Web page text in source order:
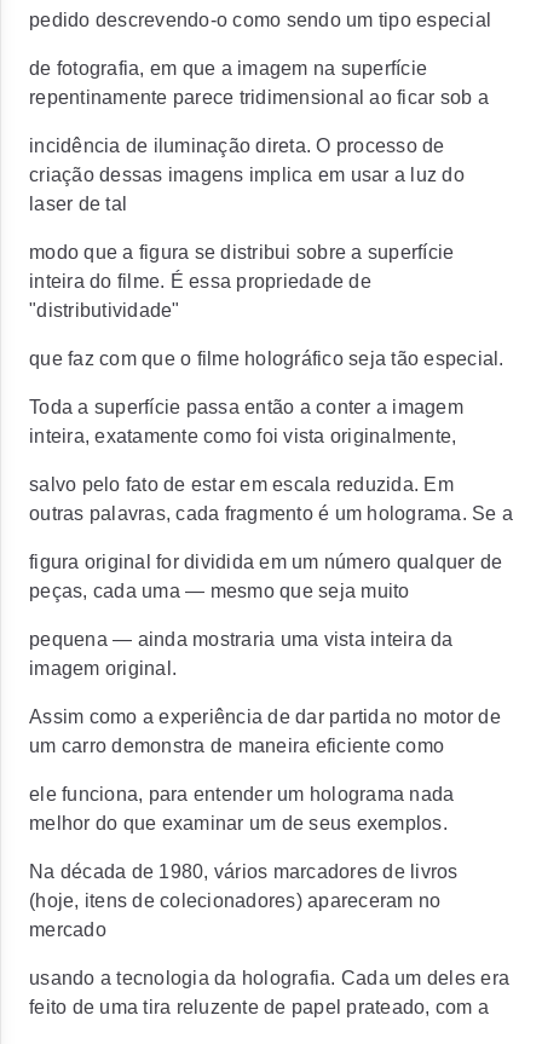
pedido descrevendo-o como sendo um tipo especial
de fotografia, em que a imagem na superfície
repentinamente parece tridimensional ao ficar sob a
incidência de iluminação direta. O processo de
criação dessas imagens implica em usar a luz do
laser de tal
modo que a figura se distribui sobre a superfície
inteira do filme. É essa propriedade de
"distributividade"
que faz com que o filme holográfico seja tão especial.
Toda a superfície passa então a conter a imagem
inteira, exatamente como foi vista originalmente,
salvo pelo fato de estar em escala reduzida. Em
outras palavras, cada fragmento é um holograma. Se a
figura original for dividida em um número qualquer de
peças, cada uma — mesmo que seja muito
pequena — ainda mostraria uma vista inteira da
imagem original.
Assim como a experiência de dar partida no motor de
um carro demonstra de maneira eficiente como
ele funciona, para entender um holograma nada
melhor do que examinar um de seus exemplos.
Na década de 1980, vários marcadores de livros
(hoje, itens de colecionadores) apareceram no
mercado
usando a tecnologia da holografia. Cada um deles era
feito de uma tira reluzente de papel prateado, com a